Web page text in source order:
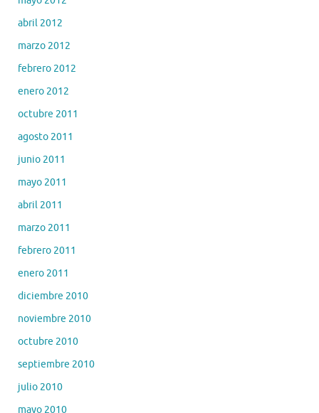
abril 2012
marzo 2012
febrero 2012
enero 2012
octubre 2011
agosto 2011
junio 2011
mayo 2011
abril 2011
marzo 2011
febrero 2011
enero 2011
diciembre 2010
noviembre 2010
octubre 2010
septiembre 2010
julio 2010
mayo 2010